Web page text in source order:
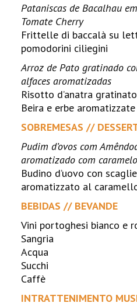
Pataniscas de Bacalhau
Tomate Cherry
Frittelle di baccalà su
pomodorini ciliegini
Arroz de Pato gratinado
alfaces aromatizadas
Risotto d’anatra
Beira e erbe aromatizzate
SOBREMESAS //
Pudim d’ovos com
aromatizado com caramelo
Budino d’uovo con
aromatizzato al
BEBIDAS // BEVANDE
Vini portoghesi bianco e
Sangria
Acqua
Succhi
Caffè
INTRATTENIMENTO